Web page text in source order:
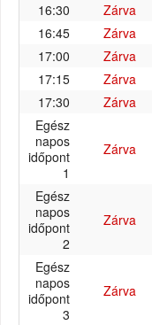
16:30 Zárva
16:45
Zárva
17:00
Zárva
17:15
Zárva
17:30
Zárva
Egész
napos
időpont
1
Zárva
Egész
napos
időpont
2
Zárva
Egész
napos
időpont
3
Zárva